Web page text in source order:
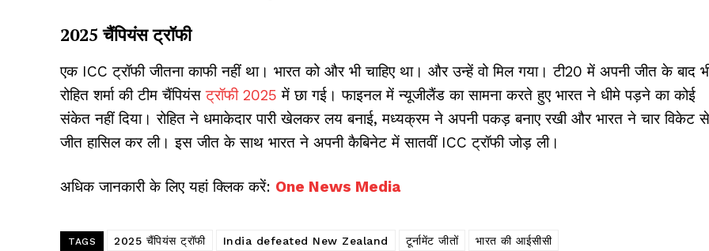
2025 चैंपियंस ट्रॉफी
एक ICC ट्रॉफी जीतना काफी नहीं था। भारत को और भी चाहिए था। और उन्हें वो मिल गया। टी20 में अपनी जीत के बाद
रोहित शर्मा की टीम चैंपियंसट्रॉफी 2025 में छा गई। फाइनल में न्यूजीलैंड का सामना करते हुए भारत ने धीमे पड़ने का कोई
संकेत नहीं दिया। रोहित ने धमाकेदार पारी खेलकर लय बनाई, मध्यक्रम ने अपनी पकड़ बनाए रखी और भारत ने चार विकेट से
जीत हासिल कर ली। इस जीत के साथ भारत ने अपनी कैबिनेट में सातवीं ICC ट्रॉफी जोड़ ली।
अधिक जानकारी के लिए यहां क्लिक करें: One News Media
TAGS 2025 चैंपियंस ट्रॉफी India defeated New Zealand टूर्नामेंट जीतों भारत की आईसीसी